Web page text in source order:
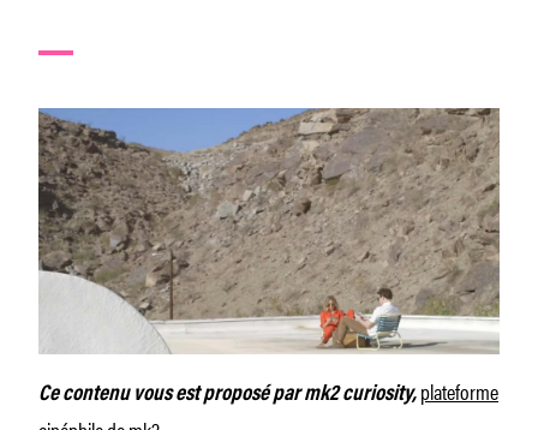
Ce contenu vous est proposé par mk2 curiosity, plateforme